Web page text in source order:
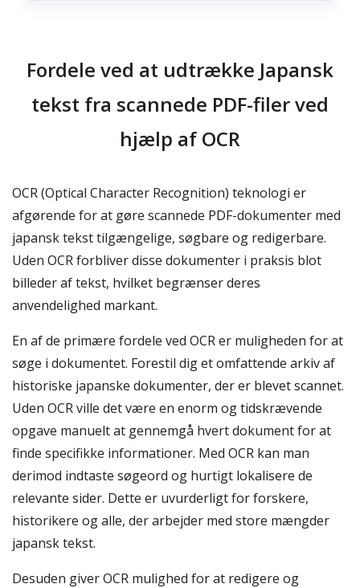
Fordele ved at udtrække Japansk
tekst fra scannede PDF-filer ved
hjælp af OCR
OCR (Optical Character Recognition) teknologi er
afgørende for at gøre scannede PDF-dokumenter med
japansk tekst tilgængelige, søgbare og redigerbare.
Uden OCR forbliver disse dokumenter i praksis blot
billeder af tekst, hvilket begrænser deres
anvendelighed markant.
En af de primære fordele ved OCR er muligheden for at
søge i dokumentet. Forestil dig et omfattende arkiv af
historiske japanske dokumenter, der er blevet scannet.
Uden OCR ville det være en enorm og tidskrævende
opgave manuelt at gennemgå hvert dokument for at
finde specifikke informationer. Med OCR kan man
derimod indtaste søgeord og hurtigt lokalisere de
relevante sider. Dette er uvurderligt for forskere,
historikere og alle, der arbejder med store mængder
japansk tekst.
Desuden giver OCR mulighed for at redigere og